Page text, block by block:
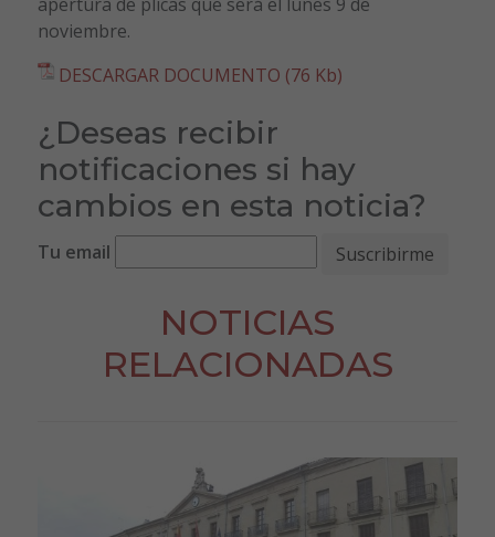
noviembre.
DESCARGAR DOCUMENTO (76 Kb)
¿Deseas recibir
notificaciones si hay
cambios en esta noticia?
Tu email
NOTICIAS
RELACIONADAS